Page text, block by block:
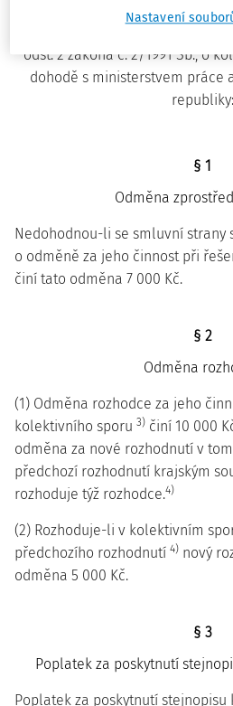
odst. 2 zákona č. 2/1991 Sb., o
dohodě s ministerstvem práce
republiky:
§ 1
Odměna
Nedohodnou-li se smluvní strany
o odměně za jeho činnost při
činí tato odměna 7 000 Kč.
§ 2
Odměna
(1) Odměna rozhodce za jeho
kolektivního sporu 3) činí 10 000
odměna za nové rozhodnutí v
předchozí rozhodnutí krajským
rozhoduje týž rozhodce.4)
(2) Rozhoduje-li v kolektivním
předchozího rozhodnutí 4) nový
odměna 5 000 Kč.
§ 3
Poplatek za poskytnutí
Poplatek za poskytnutí
Nastavení